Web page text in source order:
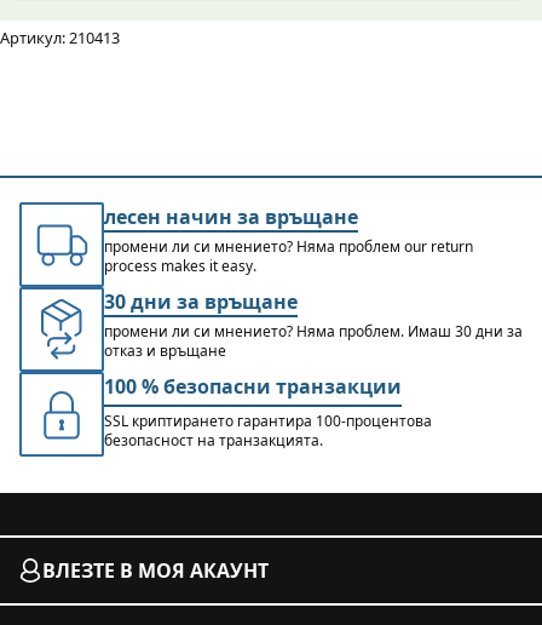
Артикул: 210413
лесен начин за връщане
промени ли си мнението? Няма проблем our return
process makes it easy.
30 дни за връщане
промени ли си мнението? Няма проблем. Имаш 30 дни за
отказ и връщане
100 % безопасни транзакции
SSL криптирането гарантира 100-процентова
безопасност на транзакцията.
ВЛЕЗТЕ В МОЯ АКАУНТ